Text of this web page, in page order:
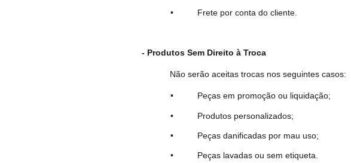
• Frete por conta do cliente.
- Produtos Sem Direito à Troca
Não serão aceitas trocas nos seguintes casos:
• Peças em promoção ou liquidação;
• Produtos personalizados;
• Peças danificadas por mau uso;
• Peças lavadas ou sem etiqueta.